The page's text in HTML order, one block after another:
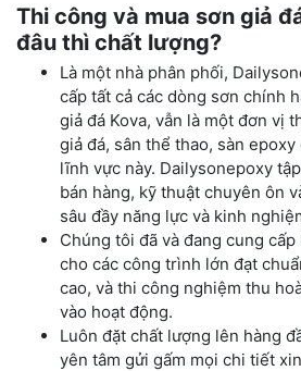
Thi công và mua sơn giả
đâu thì chất lượng?
Là một nhà phân phối,
cấp tất cả các dòng sơn chính
giả đá Kova, vẫn là một đơn vị
giả đá, sân thể thao, sàn
lĩnh vực này. Dailysonepoxy
bán hàng, kỹ thuật chuyên ôn
sâu đầy năng lực và kinh
Chúng tôi đã và đang cung
cho các công trình lớn đạt
cao, và thi công nghiệm thu
vào hoạt động.
Luôn đặt chất lượng lên hàng
yên tâm gửi gấm mọi chi tiết